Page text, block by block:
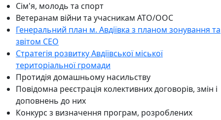
Сім'я, молодь та спорт
Ветеранам війни та учасникам АТО/ООС
Генеральний план м. Авдіївка з планом зонування та
звітом СЕО
Стратегія розвитку Авдіївської міської
територіальної громади
Протидія домашньому насильству
Повідомна реєстрація колективних договорів, змін і
доповнень до них
Конкурс з визначення програм, розроблених